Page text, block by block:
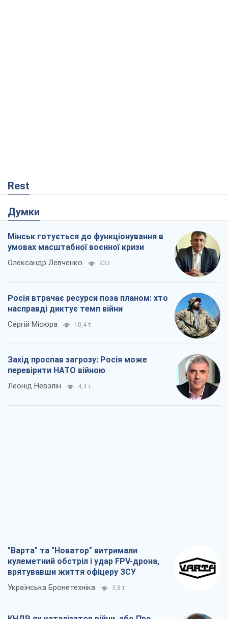
Rest
Думки
Мінськ готується до функціонування в
умовах масштабної воєнної кризи
Олександр Левченко 933
Росія втрачає ресурси поза планом: хто
насправді диктує темп війни
Сергій Місюра 10,4 т.
Захід проспав загрозу: Росія може
перевірити НАТО війною
Леонід Невзлін 4,4 т.
"Варта" та "Новатор" витримали
кулеметний обстріл і удар FPV-дрона,
врятувавши життя офіцеру ЗСУ
Українська Бронетехніка 3,8 т.